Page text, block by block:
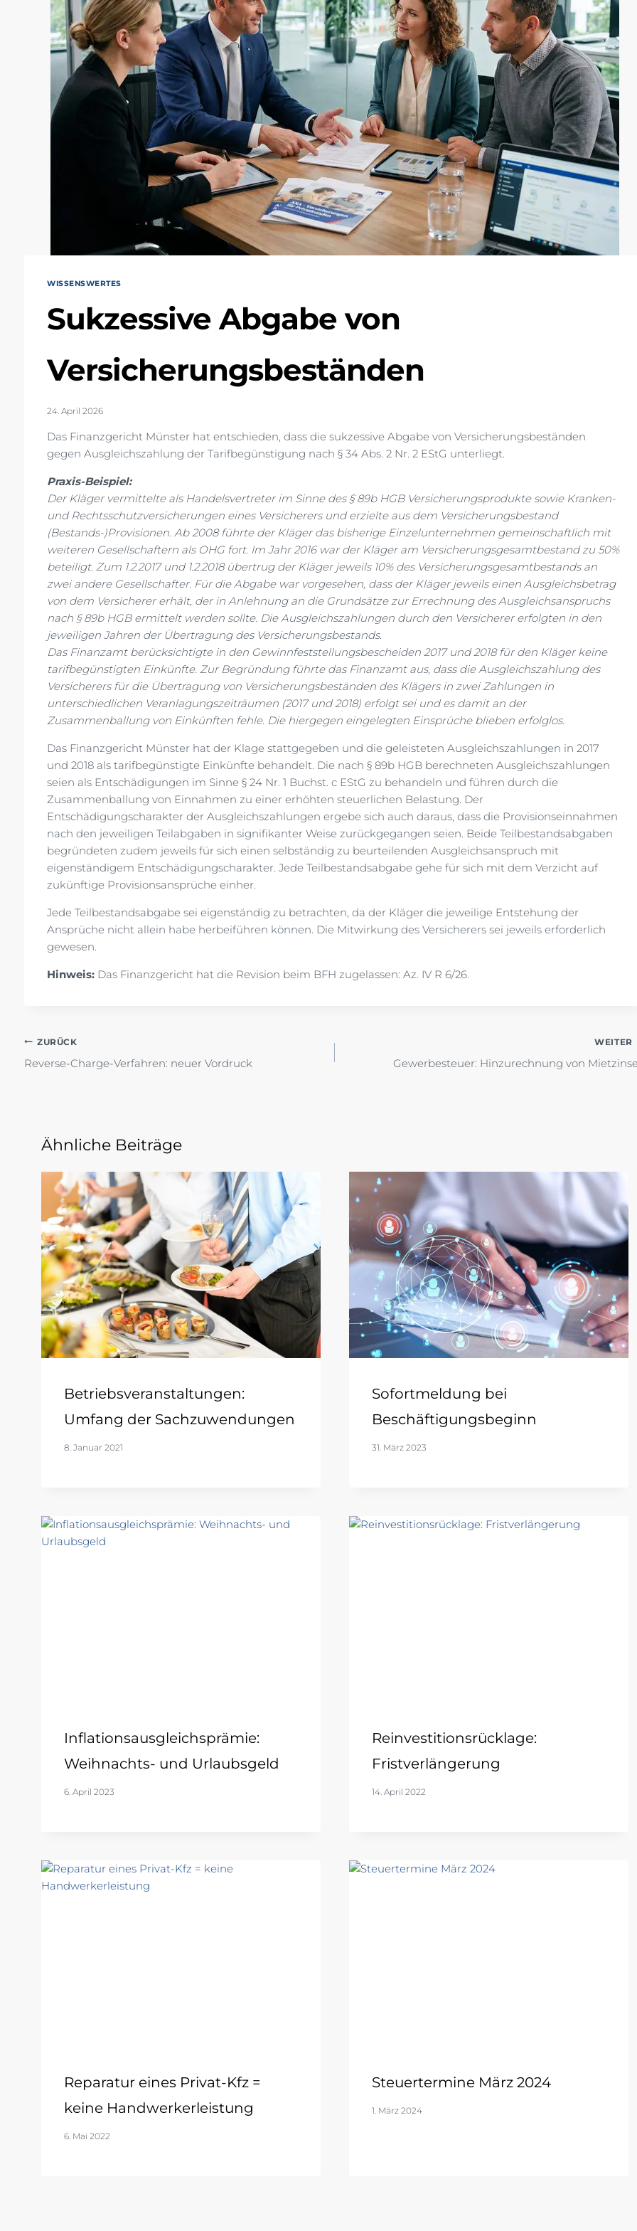
WISSENSWERTES
Sukzessive Abgabe von
Versicherungsbeständen
24. April 2026
Das Finanzgericht Münster hat entschieden, dass die sukzessive Abgabe von Versicherungsbeständen
gegen Ausgleichszahlung der Tarifbegünstigung nach § 34 Abs. 2 Nr. 2 EStG unterliegt.
Praxis-Beispiel:
Der Kläger vermittelte als Handelsvertreter im Sinne des § 89b HGB Versicherungsprodukte sowie Kranken-
und Rechtsschutzversicherungen eines Versicherers und erzielte aus dem Versicherungsbestand
(Bestands-)Provisionen. Ab 2008 führte der Kläger das bisherige Einzelunternehmen gemeinschaftlich mit
weiteren Gesellschaftern als OHG fort. Im Jahr 2016 war der Kläger am Versicherungsgesamtbestand zu 50%
beteiligt. Zum 1.2.2017 und 1.2.2018 übertrug der Kläger jeweils 10% des Versicherungsgesamtbestands an
zwei andere Gesellschafter. Für die Abgabe war vorgesehen, dass der Kläger jeweils einen Ausgleichsbetrag
von dem Versicherer erhält, der in Anlehnung an die Grundsätze zur Errechnung des Ausgleichsanspruchs
nach § 89b HGB ermittelt werden sollte. Die Ausgleichszahlungen durch den Versicherer erfolgten in den
jeweiligen Jahren der Übertragung des Versicherungsbestands.
Das Finanzamt berücksichtigte in den Gewinnfeststellungsbescheiden 2017 und 2018 für den Kläger keine
tarifbegünstigten Einkünfte. Zur Begründung führte das Finanzamt aus, dass die Ausgleichszahlung des
Versicherers für die Übertragung von Versicherungsbeständen des Klägers in zwei Zahlungen in
unterschiedlichen Veranlagungszeiträumen (2017 und 2018) erfolgt sei und es damit an der
Zusammenballung von Einkünften fehle. Die hiergegen eingelegten Einsprüche blieben erfolglos.
Das Finanzgericht Münster hat der Klage stattgegeben und die geleisteten Ausgleichszahlungen in 2017
und 2018 als tarifbegünstigte Einkünfte behandelt. Die nach § 89b HGB berechneten Ausgleichszahlungen
seien als Entschädigungen im Sinne § 24 Nr. 1 Buchst. c EStG zu behandeln und führen durch die
Zusammenballung von Einnahmen zu einer erhöhten steuerlichen Belastung. Der
Entschädigungscharakter der Ausgleichszahlungen ergebe sich auch daraus, dass die Provisionseinnahmen
nach den jeweiligen Teilabgaben in signifikanter Weise zurückgegangen seien. Beide Teilbestandsabgaben
begründeten zudem jeweils für sich einen selbständig zu beurteilenden Ausgleichsanspruch mit
eigenständigem Entschädigungscharakter. Jede Teilbestandsabgabe gehe für sich mit dem Verzicht auf
zukünftige Provisionsansprüche einher.
Jede Teilbestandsabgabe sei eigenständig zu betrachten, da der Kläger die jeweilige Entstehung der
Ansprüche nicht allein habe herbeiführen können. Die Mitwirkung des Versicherers sei jeweils erforderlich
gewesen.
Hinweis: Das Finanzgericht hat die Revision beim BFH zugelassen: Az. IV R 6/26.
Beitragsnavigation
ZURÜCK
Reverse-Charge-Verfahren: neuer Vordruck
WEITER
Gewerbesteuer: Hinzurechnung von
Ähnliche Beiträge
Betriebsveranstaltungen:
Umfang der Sachzuwendungen
8. Januar 2021
Sofortmeldung bei
Beschäftigungsbeginn
31. März 2023
Inflationsausgleichsprämie:
Weihnachts- und Urlaubsgeld
6. April 2023
Reinvestitionsrücklage:
Fristverlängerung
14. April 2022
Reparatur eines Privat-Kfz =
keine Handwerkerleistung
6. Mai 2022
Steuertermine März 2024
1. März 2024